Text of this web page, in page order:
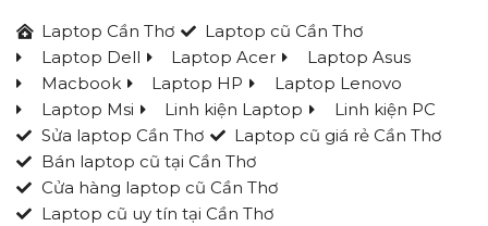
Laptop Cần Thơ
Laptop cũ Cần Thơ
Laptop Dell
Laptop Acer
Laptop Asus
Macbook
Laptop HP
Laptop Lenovo
Laptop Msi
Linh kiện Laptop
Linh kiện PC
Sửa laptop Cần Thơ
Laptop cũ giá rẻ Cần Thơ
Bán laptop cũ tại Cần Thơ
Cửa hàng laptop cũ Cần Thơ
Laptop cũ uy tín tại Cần Thơ